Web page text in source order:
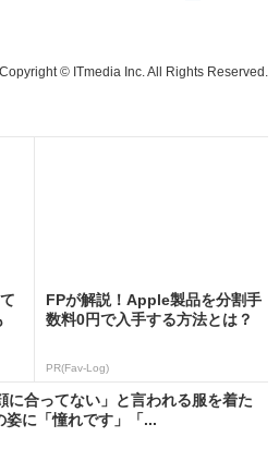
Copyright © ITmedia Inc. All Rights Reserved.
FPが解説！Apple製品を分割手
数料0円で入手する方法とは？
PR(Fav-Log)
に合ってない」と言われる服を着た
に「憧れです」「...